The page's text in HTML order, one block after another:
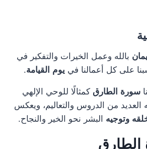
بالله وعمل الخيرات والتفكير في
على كل أعمالنا في يوم القيامة.
سورة الطارق كمثالًا للوحي الإلهي
العديد من الدروس والتعاليم، ويعكس
وتوجيه البشر نحو الخير والنجاح.
الطارق